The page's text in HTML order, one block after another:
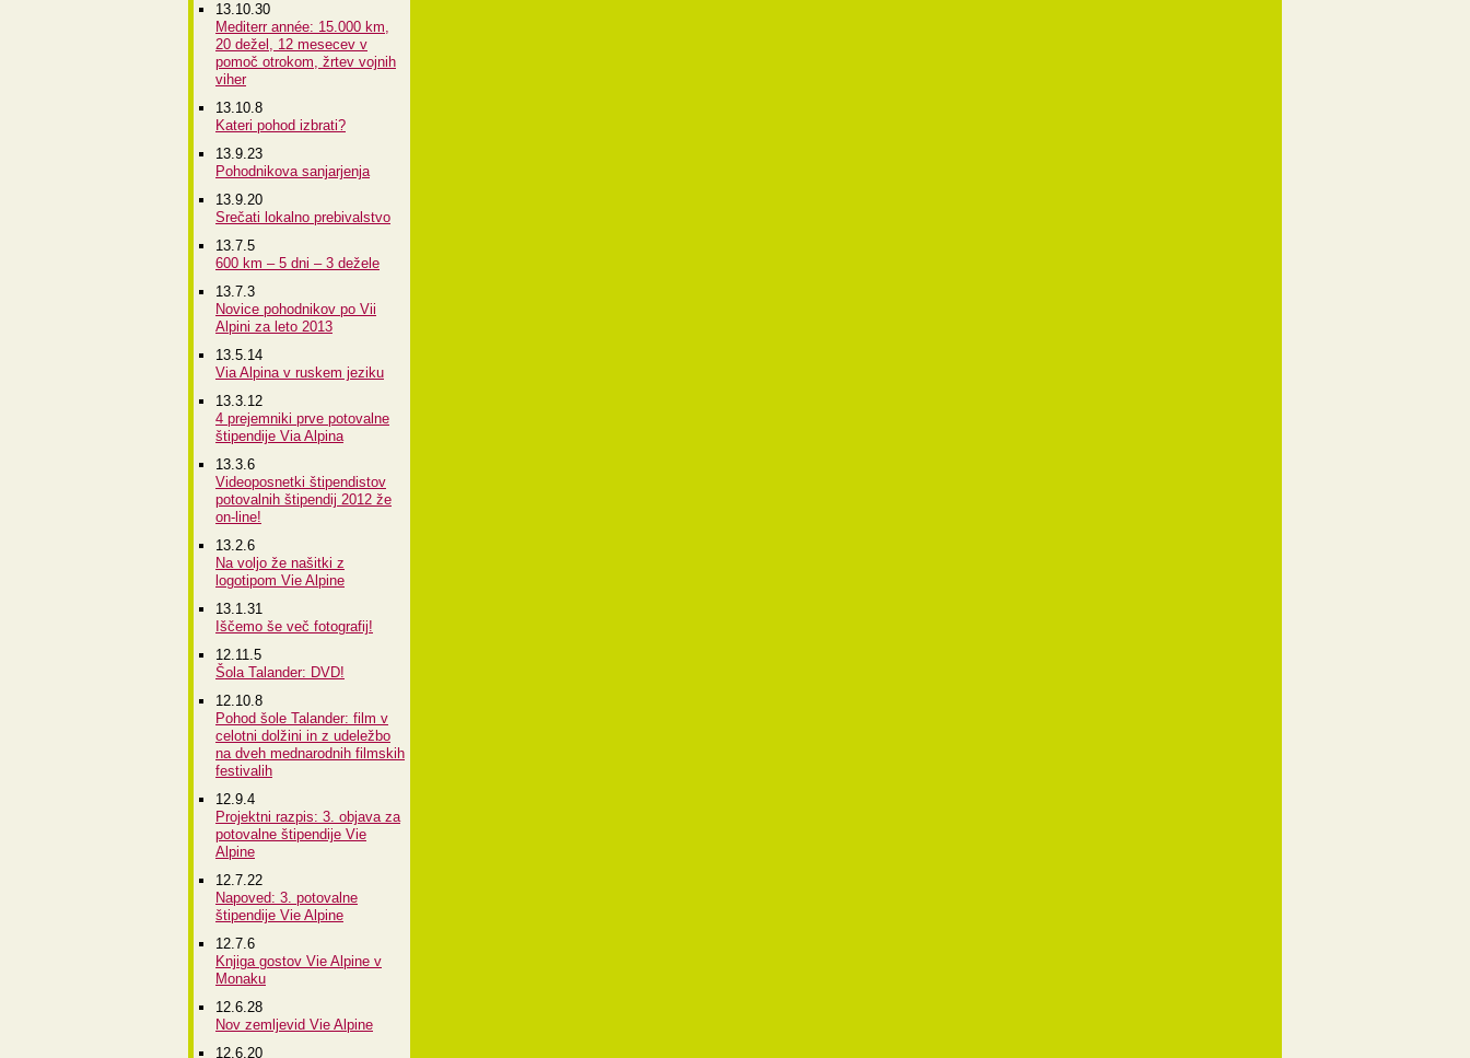
13.10.30
Mediterr année: 15.000 km,
20 dežel, 12 mesecev v
pomoč otrokom, žrtev vojnih
viher
13.10.8
Kateri pohod izbrati?
13.9.23
Pohodnikova sanjarjenja
13.9.20
Srečati lokalno prebivalstvo
13.7.5
600 km – 5 dni – 3 dežele
13.7.3
Novice pohodnikov po Vii
Alpini za leto 2013
13.5.14
Via Alpina v ruskem jeziku
13.3.12
4 prejemniki prve potovalne
štipendije Via Alpina
13.3.6
Videoposnetki štipendistov
potovalnih štipendij 2012 že
on-line!
13.2.6
Na voljo že našitki z
logotipom Vie Alpine
13.1.31
Iščemo še več fotografij!
12.11.5
Šola Talander: DVD!
12.10.8
Pohod šole Talander: film v
celotni dolžini in z udeležbo
na dveh mednarodnih filmskih
festivalih
12.9.4
Projektni razpis: 3. objava za
potovalne štipendije Vie
Alpine
12.7.22
Napoved: 3. potovalne
štipendije Vie Alpine
12.7.6
Knjiga gostov Vie Alpine v
Monaku
12.6.28
Nov zemljevid Vie Alpine
12.6.20